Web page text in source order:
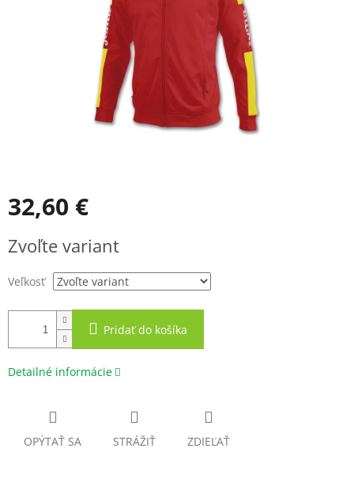
32,60 €
cena:
Zvoľte variant
Veľkosť
Pridať do košíka
Detailné informácie
OPÝTAŤ SA STRÁŽIŤ ZDIEĽAŤ